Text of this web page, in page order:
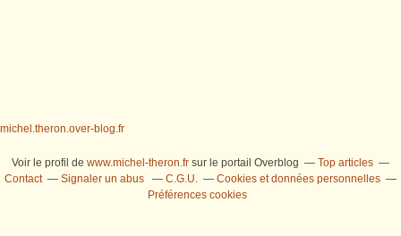
michel.theron.over-blog.fr
Voir le profil de www.michel-theron.fr sur le portail Overblog
Top articles
Contact
Signaler un abus C.G.U.
Cookies et données personnelles
Préférences cookies